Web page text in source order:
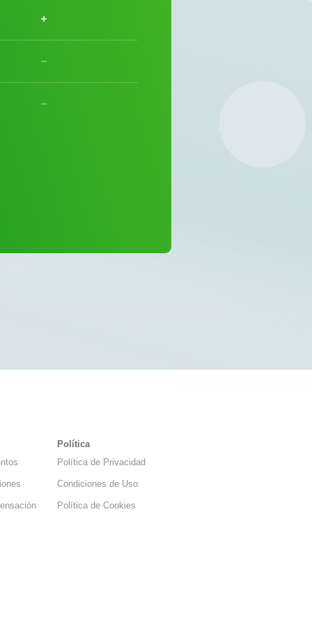
Política
Política de Privacidad
Condiciones de Uso
Política de Cookies